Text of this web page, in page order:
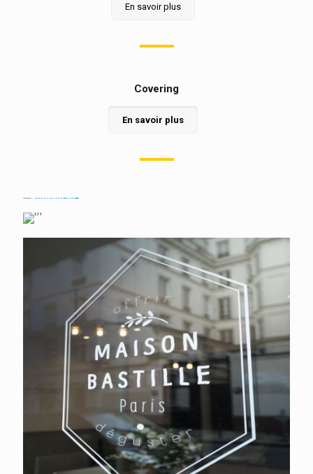
En savoir plus
Covering
En savoir plus